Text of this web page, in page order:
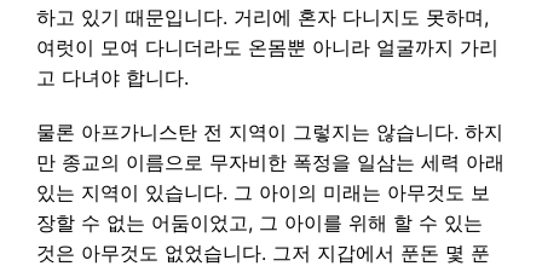
하고 있기 때문입니다. 거리에 혼자 다니지도 못하며,
여럿이 모여 다니더라도 온몸뿐 아니라 얼굴까지 가리
고 다녀야 합니다.
물론 아프가니스탄 전 지역이 그렇지는 않습니다. 하지
만 종교의 이름으로 무자비한 폭정을 일삼는 세력 아래
있는 지역이 있습니다. 그 아이의 미래는 아무것도 보
장할 수 없는 어둠이었고, 그 아이를 위해 할 수 있는
것은 아무것도 없었습니다. 그저 지갑에서 푼돈 몇 푼